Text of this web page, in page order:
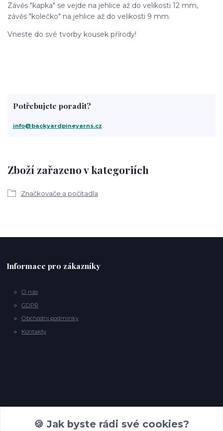
Závěs "kapka" se vejde na jehlice až do velikosti 12 mm,
závěs "kolečko" na jehlice až do velikosti 9 mm.
Vneste do své tvorby kousek přírody!
Zboží zařazeno v kategoriích
Značkovače a počítadla
Potřebujete poradit?
info@backyardpineyarns.cz
Informace pro zákazníky
O nás
GDPR
Obchodní podmínky
Kontakty
🍪 Jak byste rádi své cookies?